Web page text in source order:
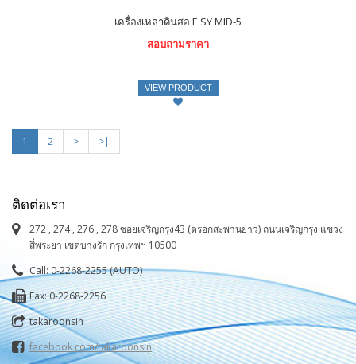
เครื่องเหลาดินสอ E SY MID-5
สอบถามราคา
VIEW PRODUCT
1 2 > >|
ติดต่อเรา
272 , 274 , 276 , 278 ซอยเจริญกรุง43 (ตรอกสะพานยาว) ถนนเจริญกรุง แขวง
สี่พระยา เขตบางรัก กรุงเทพฯ 10500
Call: 0-2268-2255 (AUTO)
Fax: 0-2268-2256
takaroonsin
facebook.com/takaroonsin